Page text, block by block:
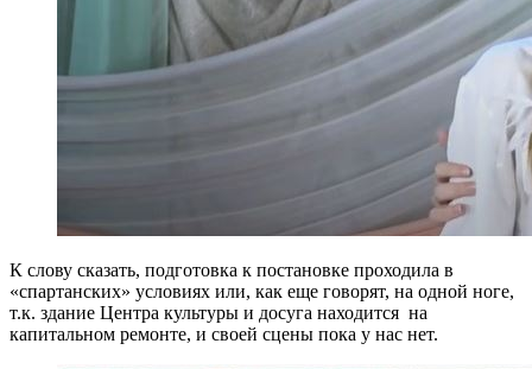
К слову сказать, подготовка к постановке проходила в
«спартанских» условиях или, как еще говорят, на одной ноге,
т.к. здание Центра культуры и досуга находится на
капитальном ремонте, и своей сцены пока у нас нет.